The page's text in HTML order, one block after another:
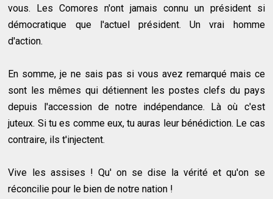
vous. Les Comores n'ont jamais connu un président si
démocratique que l'actuel président. Un vrai homme
d'action.
En somme, je ne sais pas si vous avez remarqué mais ce
sont les mêmes qui détiennent les postes clefs du pays
depuis l'accession de notre indépendance. Là où c'est
juteux. Si tu es comme eux, tu auras leur bénédiction. Le cas
contraire, ils t'injectent.
Vive les assises ! Qu' on se dise la vérité et qu'on se
réconcilie pour le bien de notre nation !